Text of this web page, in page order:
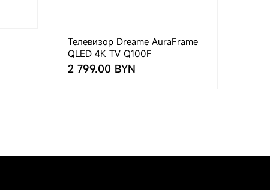
Телевизор Dreame AuraFrame
QLED 4K TV Q100F
2 799.00 BYN